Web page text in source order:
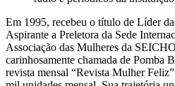
Em 1995, recebeu o título de Líder
Aspirante a Preletora da Sede
Associação das Mulheres da
carinhosamente chamada de Pomba
revista mensal “Revista Mulher